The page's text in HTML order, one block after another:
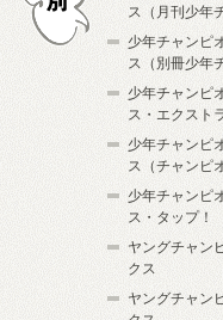
ス（月刊少年
少年チャンピ
ス（別冊少年
少年チャンピ
ス・エクスト
少年チャンピ
ス（チャンピ
少年チャンピ
ス・タップ！
ヤングチャン
クス
ヤングチャン